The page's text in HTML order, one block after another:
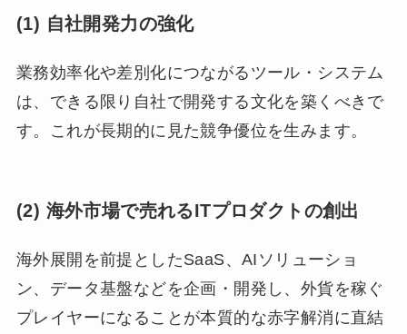
(1) 自社開発力の強化
業務効率化や差別化につながるツール・システム
は、できる限り自社で開発する文化を築くべきで
す。これが長期的に見た競争優位を生みます。
(2) 海外市場で売れるITプロダクトの創出
海外展開を前提としたSaaS、AIソリューショ
ン、データ基盤などを企画・開発し、外貨を稼ぐ
プレイヤーになることが本質的な赤字解消に直結